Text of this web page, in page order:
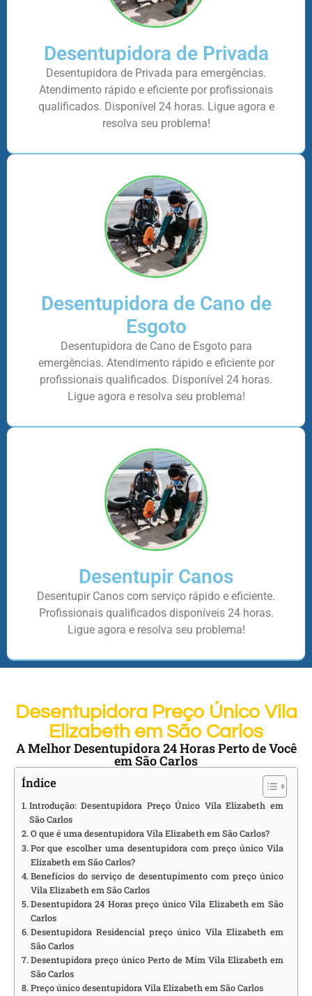
Desentupidora de Privada
Desentupidora de Privada para emergências.
Atendimento rápido e eficiente por profissionais
qualificados. Disponível 24 horas. Ligue agora e
resolva seu problema!
Desentupidora de Cano de
Esgoto
Desentupidora de Cano de Esgoto para
emergências. Atendimento rápido e eficiente por
profissionais qualificados. Disponível 24 horas.
Ligue agora e resolva seu problema!
Desentupir Canos
Desentupir Canos com serviço rápido e eficiente.
Profissionais qualificados disponíveis 24 horas.
Ligue agora e resolva seu problema!
Desentupidora Preço Único Vila
Elizabeth em São Carlos
A Melhor Desentupidora 24 Horas Perto de Você
em São Carlos
Índice
Introdução: Desentupidora Preço Único Vila Elizabeth em
São Carlos
O que é uma desentupidora Vila Elizabeth em São Carlos?
Por que escolher uma desentupidora com preço único Vila
Elizabeth em São Carlos?
Benefícios do serviço de desentupimento com preço único
Vila Elizabeth em São Carlos
Desentupidora 24 Horas preço único Vila Elizabeth em São
Carlos
Desentupidora Residencial preço único Vila Elizabeth em
São Carlos
Desentupidora preço único Perto de Mim Vila Elizabeth em
São Carlos
Preço único desentupidora Vila Elizabeth em São Carlos